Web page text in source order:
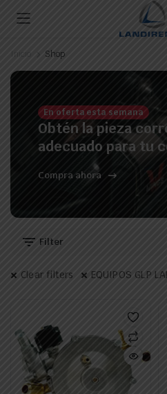
Inicio Shop
En oferta esta semana
Obtén la pieza
adecuado para tu
Compra ahora
Filter
Clear filters EQUIPOS GLP